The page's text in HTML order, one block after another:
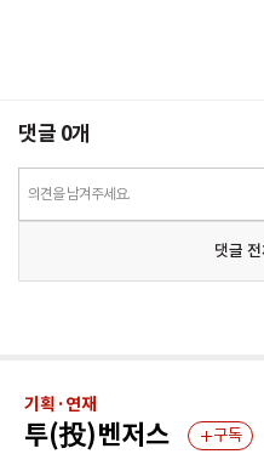
댓글 0개
의견을 남겨주세요.
댓글
기획·연재
투(投)벤저스 구독